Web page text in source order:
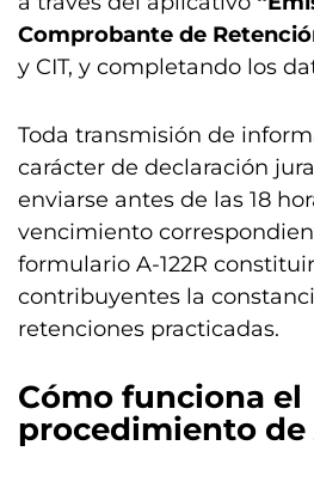
Comprobante de
y CIT, y completando los
Toda transmisión de
carácter de declaración
enviarse antes de las 18
vencimiento
formulario A-122R
contribuyentes la
retenciones practicadas.
Cómo funciona el
procedimiento de